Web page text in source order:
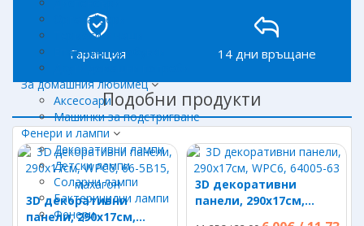
Органайзери
Термоси и чаши
Етажерки за обувки
За домашния любимец
Аксесоари
Машинки за подстригване
Фенери и лампи
Декоративни лампи
Детски лампи
Соларни лампи
Бактерицидни лампи
Фенери
Гаранция 14 дни връщане
Подобни продукти
3D декоративни
панели, 290х17см,
3D декоративни
панели, 290х17см,